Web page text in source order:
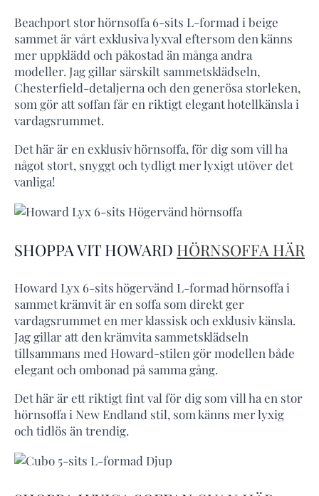
Beachport stor hörnsoffa 6-sits L-formad i beige
sammet är vårt exklusiva lyxval eftersom den känns
mer uppklädd och påkostad än många andra
modeller. Jag gillar särskilt sammetsklädseln,
Chesterfield-detaljerna och den generösa storleken,
som gör att soffan får en riktigt elegant hotellkänsla i
vardagsrummet.
Det här är en exklusiv hörnsoffa, för dig som vill ha
något stort, snyggt och tydligt mer lyxigt utöver det
vanliga!
SHOPPA VIT HOWARD HÖRNSOFFA HÄR
Howard Lyx 6-sits högervänd L-formad hörnsoffa i
sammet krämvit är en soffa som direkt ger
vardagsrummet en mer klassisk och exklusiv känsla.
Jag gillar att den krämvita sammetsklädseln
tillsammans med Howard-stilen gör modellen både
elegant och ombonad på samma gång.
Det här är ett riktigt fint val för dig som vill ha en stor
hörnsoffa i New Endland stil, som känns mer lyxig
och tidlös än trendig.